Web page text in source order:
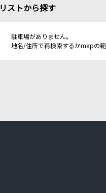
リストから探す
駐車場がありません。
地名/住所で再検索するかmapの範